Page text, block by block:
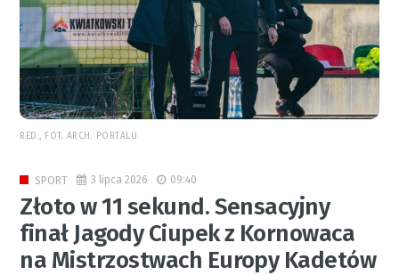
RED., FOT. ARCH. PORTALU
SPORT 3 lipca 2026 09:40
Złoto w 11 sekund. Sensacyjny
finał Jagody Ciupek z Kornowaca
na Mistrzostwach Europy Kadetów